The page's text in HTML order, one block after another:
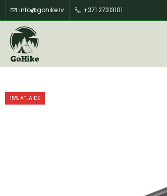
info@gohike.lv +371 27313101
15% ATLAIDE